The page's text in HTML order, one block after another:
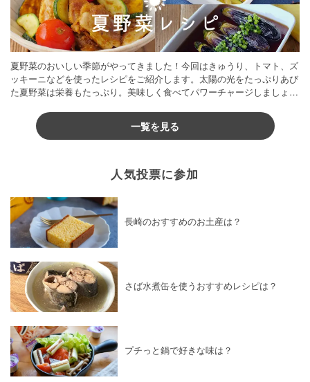
夏野菜のおいしい季節がやってきました！今回はきゅうり、トマト、ズ
ッキーニなどを使ったレシピをご紹介します。太陽の光をたっぷりあび
た夏野菜は栄養もたっぷり。美味しく食べてパワーチャージしましょう
一覧を見る
人気投票に参加
長崎のおすすめのお土産は？
さば水煮缶を使うおすすめレシピは？
プチっと鍋で好きな味は？